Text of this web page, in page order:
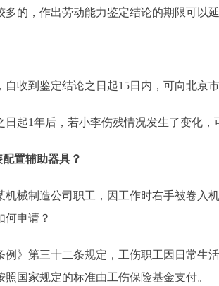
的，作出劳动能力鉴定结论的期限可以延
到鉴定结论之日起15日内，可向北京市
1年后，若小李伤残情况发生了变化，
置辅助器具？
制造公司职工，因工作时右手被卷入
何申请？
第三十二条规定，工伤职工因日常生
国家规定的标准由工伤保险基金支付。